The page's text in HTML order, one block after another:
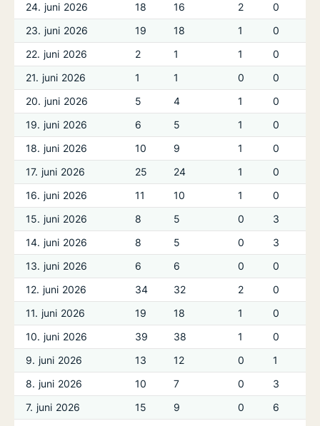
24. juni 2026 18 16 2
0
23. juni 2026
19 18 1
0
22. juni 2026
2 1 1
0
21. juni 2026
1 1 0
0
20. juni 2026
5 4 1
0
19. juni 2026
6 5 1
0
18. juni 2026
10 9 1
0
17. juni 2026
25 24 1
0
16. juni 2026
11 10 1
0
15. juni 2026
8 5 0
3
14. juni 2026
8 5 0
3
13. juni 2026
6 6 0
0
12. juni 2026
34 32 2
0
11. juni 2026
19 18 1
0
10. juni 2026
39 38 1
0
9. juni 2026
13 12 0
1
8. juni 2026
10 7 0
3
7. juni 2026
15 9 0
6